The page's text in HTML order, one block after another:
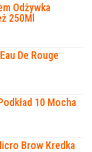
Odżywka
250Ml
De Rouge
10 Mocha
Brow Kredka